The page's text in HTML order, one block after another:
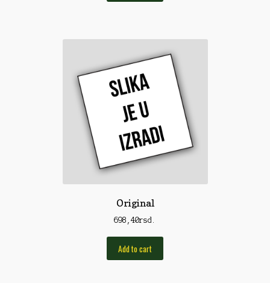
Original
698,40rsd.
Add to cart